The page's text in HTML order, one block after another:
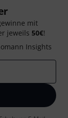
mit
jeweils 50€!
Insights